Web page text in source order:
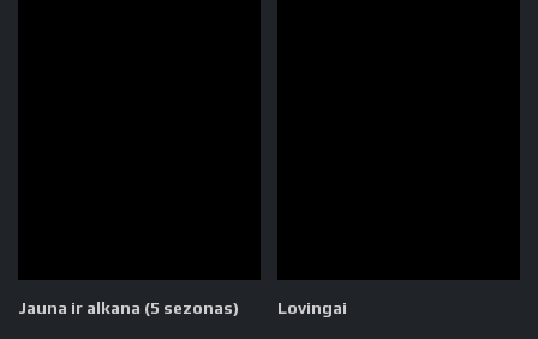
Jauna ir alkana (5 sezonas) Lovingai